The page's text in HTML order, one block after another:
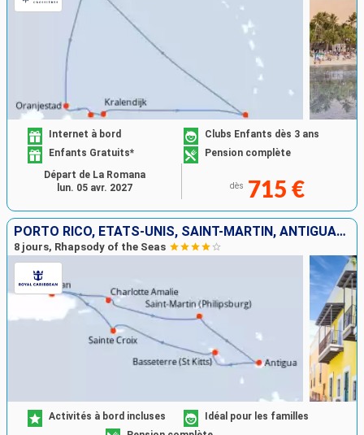
Internet à bord
Clubs Enfants dès 3 ans
Enfants Gratuits*
Pension complète
dès 715 €
Départ de La Romana
lun. 05 avr. 2027
PORTO RICO, ÉTATS-UNIS, SAINT-MARTIN, ANTIGUA-ET-BARBUDA, SAINT-CHRISTOPHE-ET-NIÉVÈS, SAINT-CROIX
8 jours, Rhapsody of the Seas
Activités à bord incluses
Idéal pour les familles